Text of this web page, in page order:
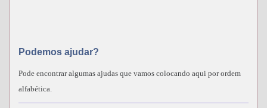
Podemos ajudar?
Pode encontrar algumas ajudas que vamos colocando aqui por ordem
alfabética.